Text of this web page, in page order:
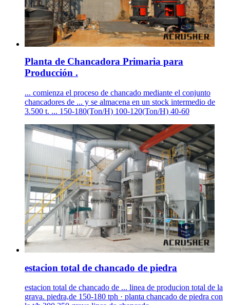
Planta de Chancadora Primaria para
Producción .
... comienza el proceso de chancado mediante el conjunto
chancadores de ... y se almacena en un stock intermedio de
3.500 t. ... 150-180(Ton/H) 100-120(Ton/H) 40-60
estacion total de chancado de piedra
estacion total de chancado de ... linea de producion total de la
grava. piedra,de 150-180 tph · planta chancado de piedra con